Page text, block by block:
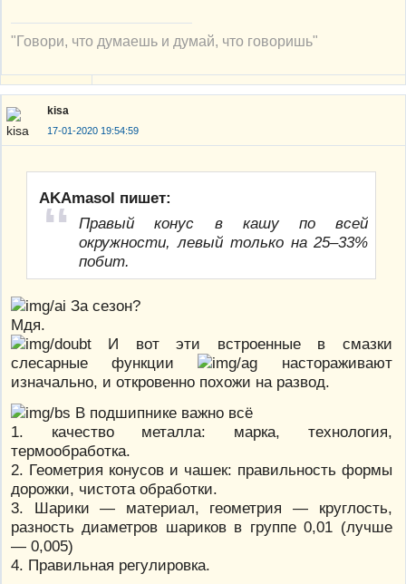
"Говори, что думаешь и думай, что говоришь"
kisa
17-01-2020 19:54:59
AKAmasol пишет:
Правый конус в кашу по всей
окружности, левый только на 25–33%
побит.
За сезон?
Мдя.
И вот эти встроенные в смазки
слесарные функции
настораживают
изначально, и откровенно похожи на развод.
В подшипнике важно всё
1. качество металла: марка, технология,
термообработка.
2. Геометрия конусов и чашек: правильность формы
дорожки, чистота обработки.
3. Шарики — материал, геометрия — круглость,
разность диаметров шариков в группе 0,01 (лучше
— 0,005)
4. Правильная регулировка.